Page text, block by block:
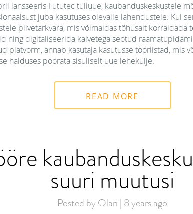
lansseeris Fututec tuliuue, kaubanduskeskustele
juba kasutuses olevaile lahendustele. Kui
pilvetarkvara, mis võimaldas tõhusalt korraldada
ning digitaliseerida käivetega seotud
platvorm, annab kasutaja käsutusse tööriistad, mis
halduses pöörata sisuliselt uue lehekülje.
READ MORE
suuri muutusi
Posted by Olari | 8 years ago